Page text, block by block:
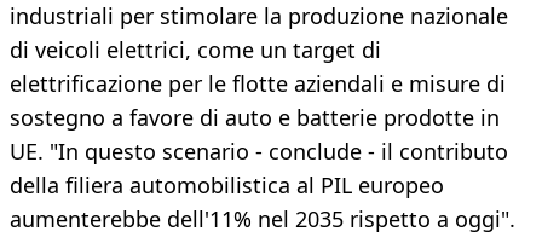
industriali per stimolare la produzione nazionale
di veicoli elettrici, come un target di
elettrificazione per le flotte aziendali e misure di
sostegno a favore di auto e batterie prodotte in
UE. "In questo scenario - conclude - il contributo
della filiera automobilistica al PIL europeo
aumenterebbe dell'11% nel 2035 rispetto a oggi".